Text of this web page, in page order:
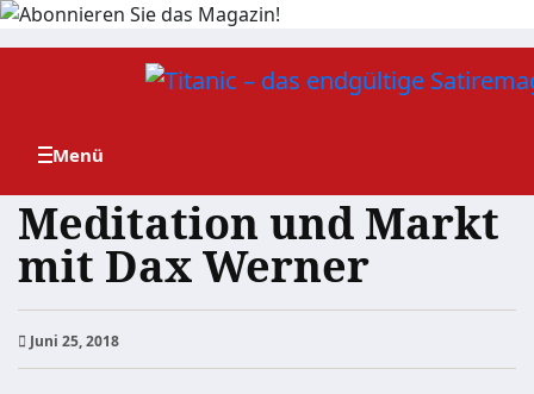
Zum
Meditation und Markt
mit Dax Werner
Juni 25, 2018